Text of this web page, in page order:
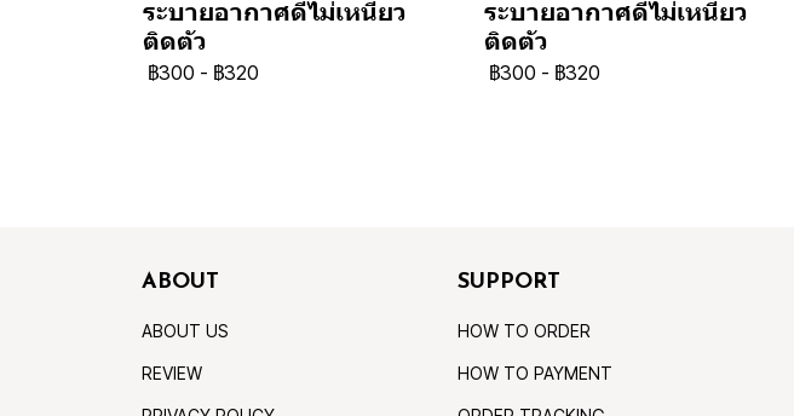
ระบายอากาศดีไม่เหนียว
ติดตัว
฿300 - ฿320
ระบายอากาศดีไม่เหนียว
ติดตัว
฿300 - ฿320
ABOUT
ABOUT US
REVIEW
SUPPORT
HOW TO ORDER
HOW TO PAYMENT